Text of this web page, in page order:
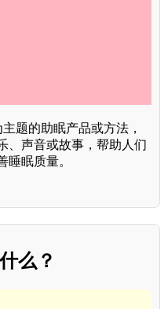
题的助眠产品或方法，
、声音或故事，帮助人们
睡眠质量。
么？